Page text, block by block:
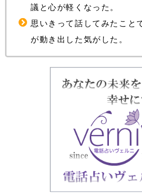
議と心が軽くなった。
思いきって話してみたこと
が動き出した気がした。